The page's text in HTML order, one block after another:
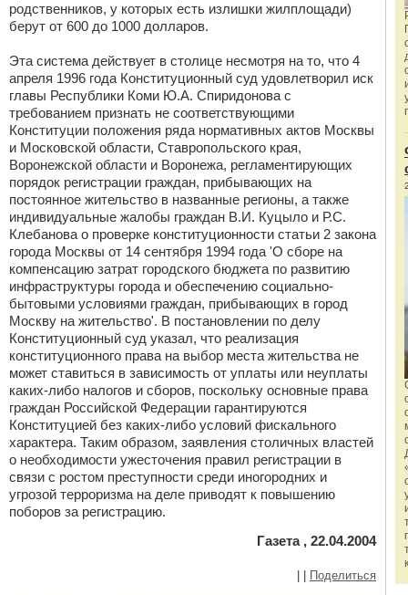
родственников, у которых есть излишки жилплощади)
берут от 600 до 1000 долларов.
Эта система действует в столице несмотря на то, что 4
апреля 1996 года Конституционный суд удовлетворил иск
главы Республики Коми Ю.А. Спиридонова с
требованием признать не соответствующими
Конституции положения ряда нормативных актов Москвы
и Московской области, Ставропольского края,
Воронежской области и Воронежа, регламентирующих
порядок регистрации граждан, прибывающих на
постоянное жительство в названные регионы, а также
индивидуальные жалобы граждан В.И. Куцыло и Р.С.
Клебанова о проверке конституционности статьи 2 закона
города Москвы от 14 сентября 1994 года 'О сборе на
компенсацию затрат городского бюджета по развитию
инфраструктуры города и обеспечению социально-
бытовыми условиями граждан, прибывающих в город
Москву на жительство'. В постановлении по делу
Конституционный суд указал, что реализация
конституционного права на выбор места жительства не
может ставиться в зависимость от уплаты или неуплаты
каких-либо налогов и сборов, поскольку основные права
граждан Российской Федерации гарантируются
Конституцией без каких-либо условий фискального
характера. Таким образом, заявления столичных властей
о необходимости ужесточения правил регистрации в
связи с ростом преступности среди иногородних и
угрозой терроризма на деле приводят к повышению
поборов за регистрацию.
Газета , 22.04.2004
Поделиться